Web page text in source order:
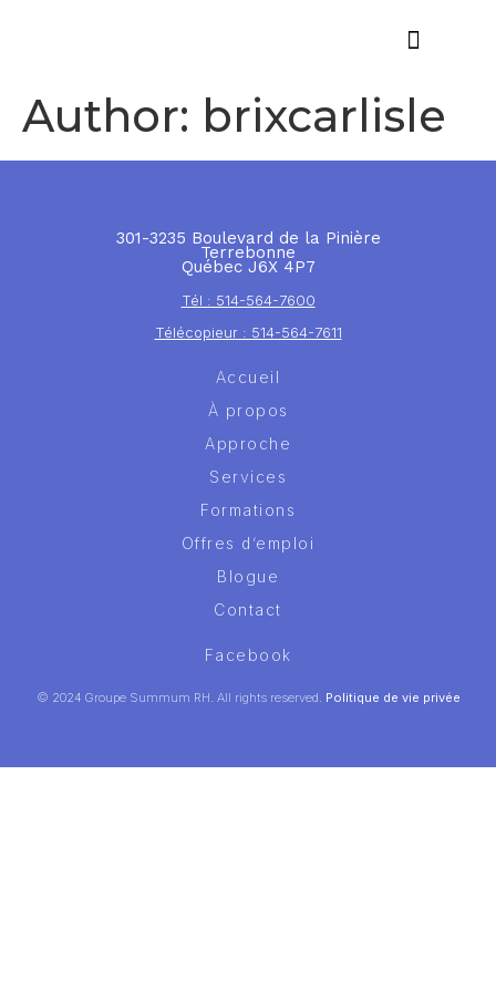
Author: brixcarlisle
301-3235 Boulevard de la Pinière
Terrebonne
Québec J6X 4P7
Tél : 514-564-7600
Télécopieur : 514-564-7611
Accueil
À propos
Approche
Services
Formations
Offres d’emploi
Blogue
Contact
Facebook
© 2024 Groupe Summum RH. All rights reserved. Politique de vie privée